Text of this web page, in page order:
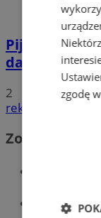
Pijana 32-
dachowała
2
reklama
Zobacz
zgodę w